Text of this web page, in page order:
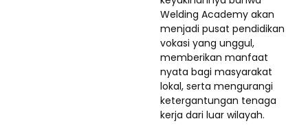
Welding Academy akan
menjadi pusat pendidikan
vokasi yang unggul,
memberikan manfaat
nyata bagi masyarakat
lokal, serta mengurangi
ketergantungan tenaga
kerja dari luar wilayah.